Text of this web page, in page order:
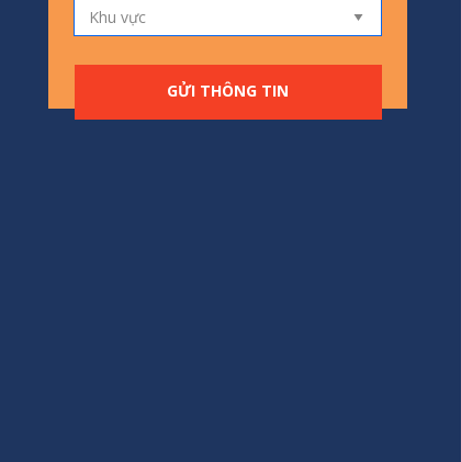
GỬI THÔNG TIN